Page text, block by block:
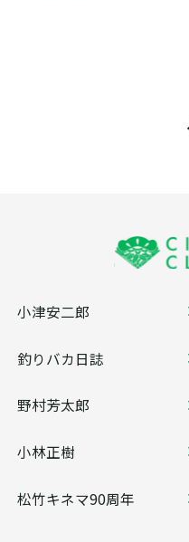
小津安二郎
釣りバカ日誌
野村芳太郎
小林正樹
松竹キネマ90周年